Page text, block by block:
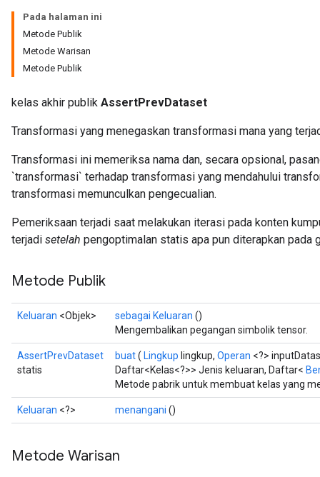
Pada halaman ini
Metode Publik
Metode Warisan
Metode Publik
kelas akhir publik AssertPrevDataset
Transformasi yang menegaskan transformasi mana yang
Transformasi ini memeriksa nama dan, secara opsional,
`transformasi` terhadap transformasi yang mendahului
transformasi memunculkan pengecualian.
Pemeriksaan terjadi saat melakukan iterasi pada konten
terjadi setelah pengoptimalan statis apa pun diterapkan pada
Metode Publik
Keluaran <Objek> sebagai Keluaran ()
Mengembalikan pegangan simbolik tensor.
AssertPrevDataset
statis
buat( Lingkup lingkup, Operan <?>
Daftar<Kelas<?>> Jenis keluaran, Daftar<
Metode pabrik untuk membuat kelas yang
Keluaran <?> menangani ()
Metode Warisan